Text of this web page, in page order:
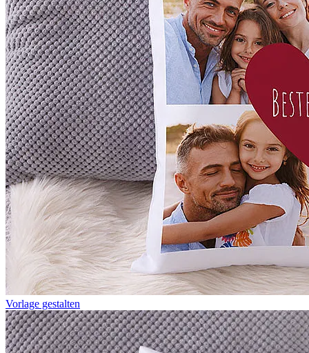
Vorlage gestalten